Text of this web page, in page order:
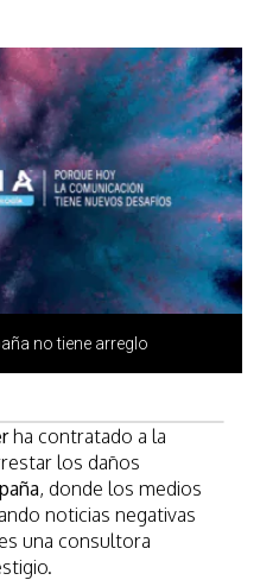
no tiene arreglo
ha contratado a la
los daños
, donde los medios
noticias negativas
una consultora